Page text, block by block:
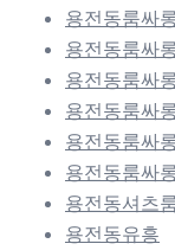
용전동룸싸
용전동룸싸
용전동룸싸
용전동룸싸
용전동룸싸
용전동룸싸
용전동셔츠
용전동유흥